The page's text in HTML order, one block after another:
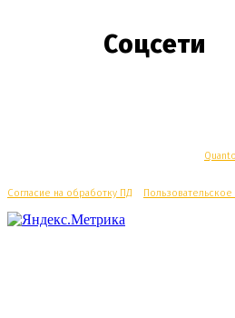
Соцсети
Согласие на обработку ПД